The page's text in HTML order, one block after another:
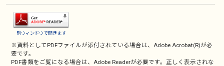
別ウィンドウで開きます
※資料としてPDFファイルが添付されている場合は、Adobe Acrobat(R)が必
要です。
PDF書類をご覧になる場合は、Adobe Readerが必要です。正しく表示されな